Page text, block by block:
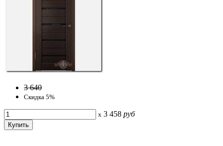
3 640
Скидка 5%
x 3 458 руб